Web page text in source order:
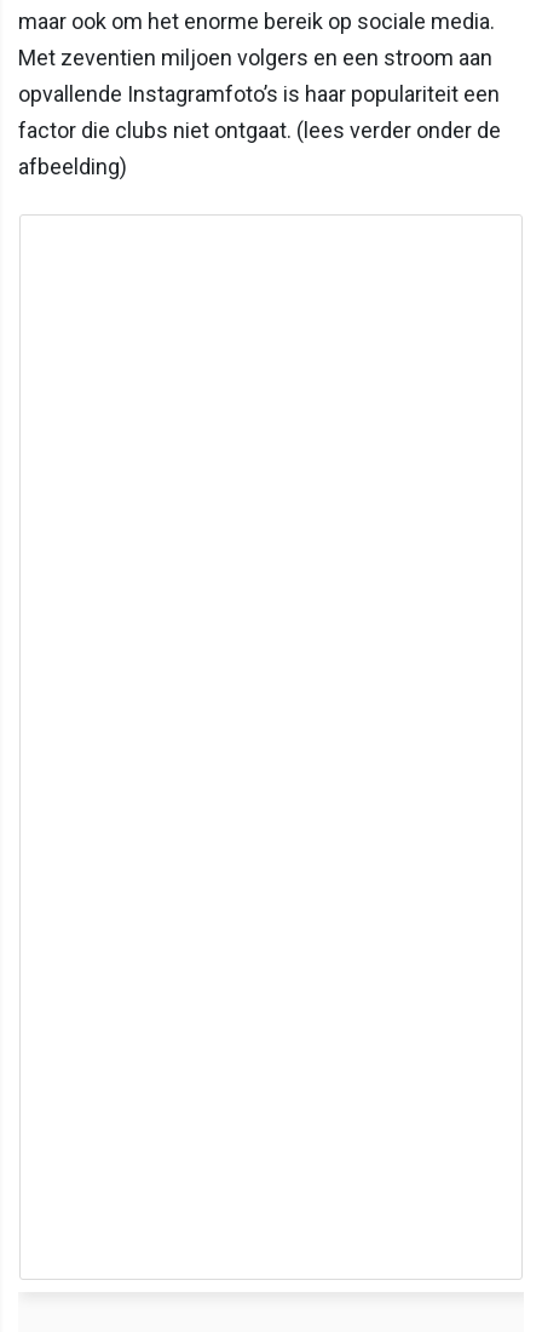
maar ook om het enorme bereik op sociale media.
Met zeventien miljoen volgers en een stroom aan
opvallende Instagramfoto’s is haar populariteit een
factor die clubs niet ontgaat. (lees verder onder de
afbeelding)